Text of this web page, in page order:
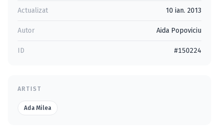
Actualizat 10 ian. 2013
Autor Aida Popoviciu
ID #150224
ARTIST
Ada Milea